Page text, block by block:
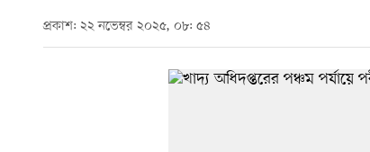
প্রকাশ: ২২ নভেম্বর ২০২৫, ০৮: ৫৪